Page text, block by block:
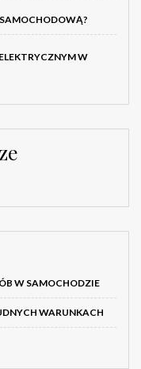
W
W SAMOCHODZIE
WARUNKACH